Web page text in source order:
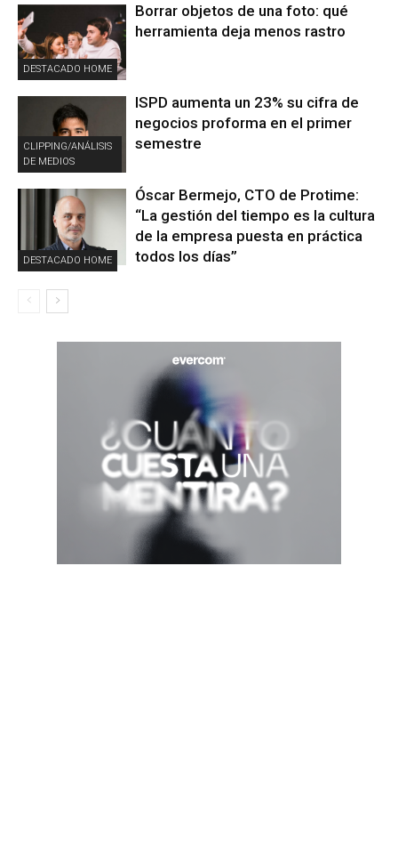
DESTACADO HOME
Borrar objetos de una foto: qué
herramienta deja menos rastro
CLIPPING/ANÁLISIS
DE MEDIOS
ISPD aumenta un 23% su cifra de
negocios proforma en el primer
semestre
DESTACADO HOME
Óscar Bermejo, CTO de Protime:
“La gestión del tiempo es la cultura
de la empresa puesta en práctica
todos los días”